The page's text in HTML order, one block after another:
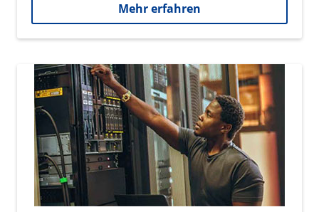
Mehr erfahren